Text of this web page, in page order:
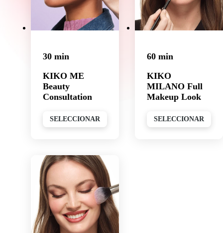
30 min
KIKO ME
Beauty
Consultation
SELECCIONAR
60 min
KIKO
MILANO Full
Makeup Look
SELECCIONAR